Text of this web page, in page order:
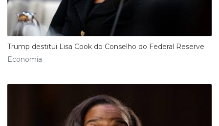
Trump destitui Lisa Cook do Conselho do Federal Reserve
Economia